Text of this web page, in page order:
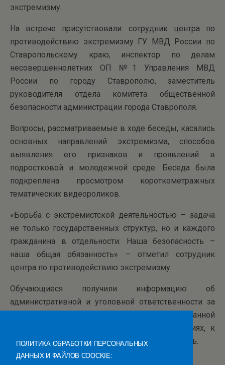
экстремизму.
На встрече присутствовали: сотрудник центра по
противодействию экстремизму ГУ МВД России по
Ставропольскому краю, инспектор по делам
несовершеннолетних ОП №1 Управления МВД
России по городу Ставрополю, заместитель
руководителя отдела комитета общественной
безопасности администрации города Ставрополя.
Вопросы, рассматриваемые в ходе беседы, касались
основных направлений экстремизма, способов
выявления его признаков и проявлений в
подростковой и молодежной среде. Беседа была
подкреплена просмотром короткометражных
тематических видеороликов.
«Борьба с экстремистской деятельностью – задача
не только государственных структур, но и каждого
гражданина в отдельности. Наша безопасность –
наша общая обязанность» – отметил сотрудник
центра по противодействию экстремизму.
Обучающиеся получили информацию об
административной и уголовной ответственности за
совершение правонарушений и преступлений данной
категории, а также о возможных последствиях, к
которым приводит экстремистская деятельность.
ПОЛИТИКА ОБРАБОТКИ ПЕРСОНАЛЬНЫХ
ДАННЫХ И ФАЙЛОВ COOCKIE: